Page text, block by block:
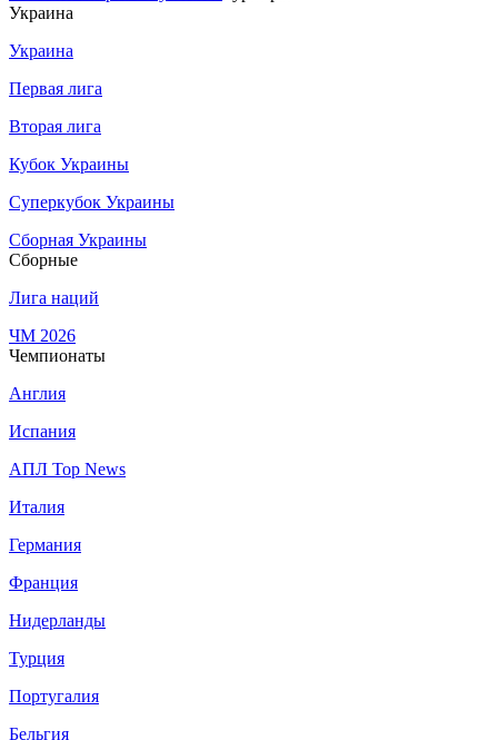
Украина
Украина
Первая лига
Вторая лига
Кубок Украины
Суперкубок Украины
Сборная Украины
Сборные
Лига наций
ЧМ 2026
Чемпионаты
Англия
Испания
АПЛ Top News
Италия
Германия
Франция
Нидерланды
Турция
Португалия
Бельгия